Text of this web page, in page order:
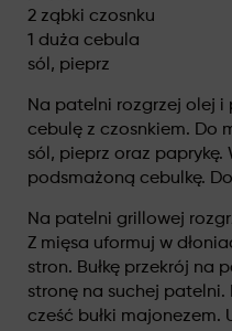
2 ząbki czosnku
1 duża cebula
sól, pieprz
Na patelni rozgrzej olej
cebulę z czosnkiem. Do
sól, pieprz oraz paprykę.
podsmażoną cebulkę.
Na patelni grillowej
Z mięsa uformuj w
stron. Bułkę przekrój na
stronę na suchej patelni.
cześć bułki majonezem.